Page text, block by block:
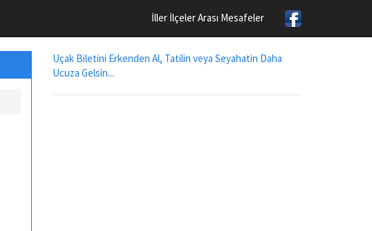
İller İlçeler Arası Mesafeler
Uçak Biletini Erkenden Al, Tatilin veya Seyahatin Daha
Ucuza Gelsin...